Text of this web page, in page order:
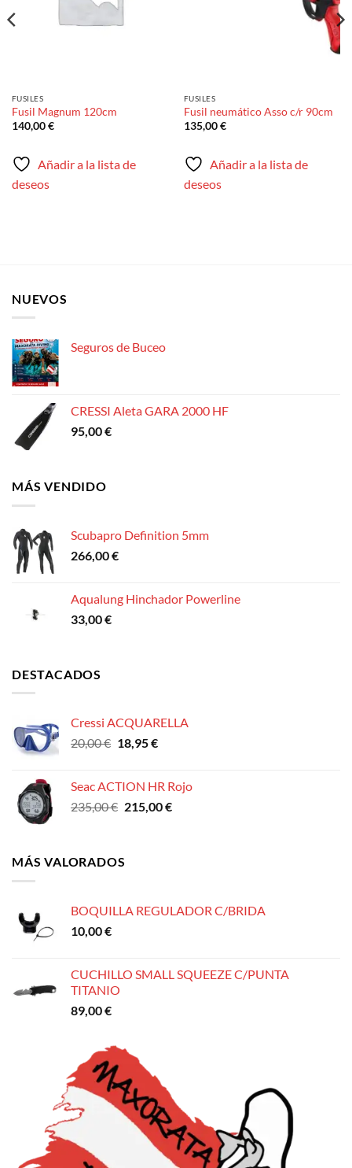
FUSILES
Fusil Magnum 120cm
140,00€
Añadir a la lista de
deseos
FUSILES
Fusil neumático Asso c/r 90cm
135,00€
Añadir a la lista de
deseos
NUEVOS
Seguros de Buceo
CRESSI Aleta GARA 2000 HF
95,00€
MÁS VENDIDO
Scubapro Definition 5mm
266,00€
Aqualung Hinchador Powerline
33,00€
DESTACADOS
Cressi ACQUARELLA
20,00€ El
era:
20,00 €.
18,95€El
es:
18,95 €.
Seac ACTION HR Rojo
235,00€ El
era:
215,00€El
MÁS VALORADOS
BOQUILLA REGULADOR C/BRIDA
10,00€
CUCHILLO SMALL SQUEEZE C/PUNTA
TITANIO
89,00€